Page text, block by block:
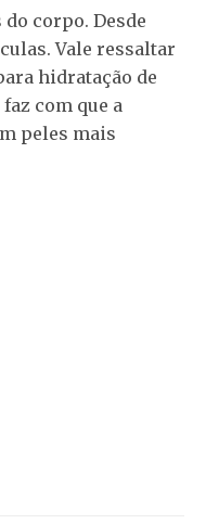
corpo. Desde
Vale ressaltar
hidratação de
com que a
peles mais